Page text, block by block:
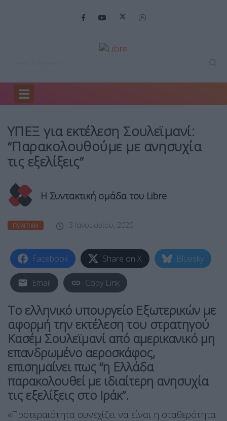
Home
ΥΠΕΞ για εκτέλεση Σουλεϊμανί:
“Παρακολουθούμε με ανησυχία
τις εξελίξεις”
Η Συντακτική ομάδα του Libre
ΠΟΛΙΤΙΚΉ 3 Ιανουαρίου, 2020
Facebook Share on X Bluesky
Email Copy Link
Το ελληνικό υπουργείο Εξωτερικών με
αφορμή την εκτέλεση του στρατηγού
Κασέμ Σουλεϊμανί από αμερικανικό μη
επανδρωμένο αεροσκάφος,
επισημαίνει πως “η Ελλάδα
παρακολουθεί με ιδιαίτερη ανησυχία
τις εξελίξεις στο Ιράκ”.
«Προτεραιότητα συνεχίζει να είναι η σταθερότητα